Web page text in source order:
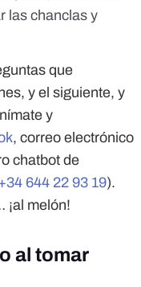
las chanclas y
que
y el siguiente, y
y
, correo electrónico
chatbot de
644 22 93 19).
¡al melón!
al tomar